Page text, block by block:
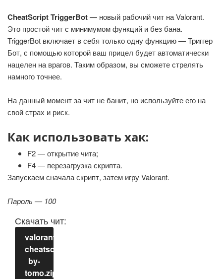
CheatScript TriggerBot— новый рабочий чит на Valorant.
Это простой чит с минимумом функций и без бана.
TriggerBot включает в себя только одну функцию — Триггер
Бот, с помощью которой ваш прицел будет автоматически
нацелен на врагов. Таким образом, вы сможете стрелять
намного точнее.
На данный момент за чит не банит, но используйте его на
свой страх и риск.
Как использовать хак:
F2 — открытие чита;
F4 — перезагрузка скрипта.
Запускаем сначала скрипт, затем игру Valorant.
Пароль — 100
Скачать чит:
valorant-
cheatscript-
by-
tomo.zip